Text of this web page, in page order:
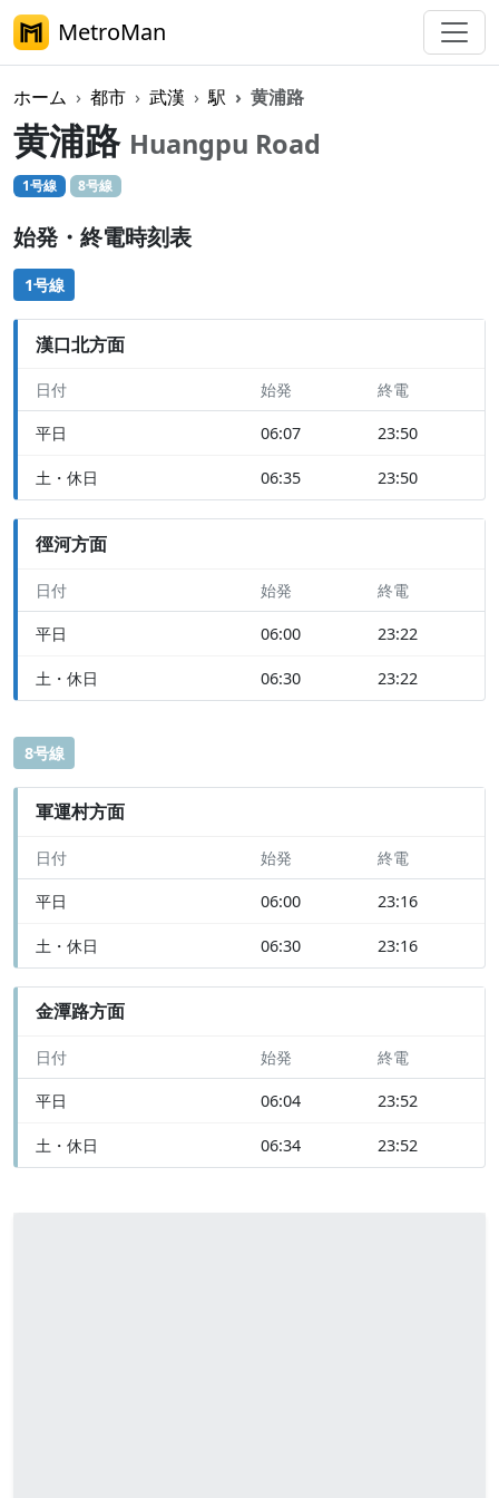
MetroMan
ホーム 都市 武漢 駅 黄浦路
黄浦路 Huangpu Road
1号線 8号線
始発・終電時刻表
1号線
漢口北方面
日付 始発 終電
平日 06:07 23:50
土・休日 06:35 23:50
徑河方面
日付 始発 終電
平日 06:00 23:22
土・休日 06:30 23:22
8号線
軍運村方面
日付 始発 終電
平日 06:00 23:16
土・休日 06:30 23:16
金潭路方面
日付 始発 終電
平日 06:04 23:52
土・休日 06:34 23:52